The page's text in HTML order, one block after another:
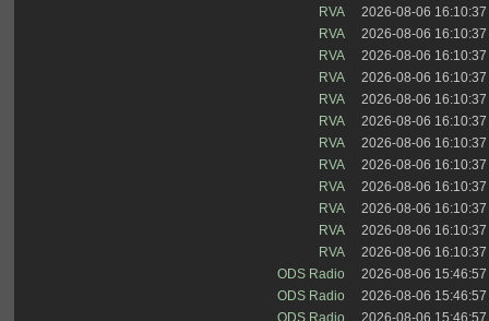
RVA
2026-08-06 16:10:37
RVA
2026-08-06 16:10:37
RVA
2026-08-06 16:10:37
RVA
2026-08-06 16:10:37
RVA
2026-08-06 16:10:37
RVA
2026-08-06 16:10:37
RVA
2026-08-06 16:10:37
RVA
2026-08-06 16:10:37
RVA
2026-08-06 16:10:37
RVA
2026-08-06 16:10:37
RVA
2026-08-06 16:10:37
RVA
2026-08-06 16:10:37
ODS Radio
2026-08-06 15:46:57
ODS Radio
2026-08-06 15:46:57
ODS Radio
2026-08-06 15:46:57